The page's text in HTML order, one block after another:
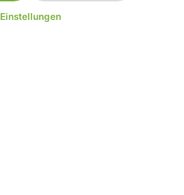
Einstellungen